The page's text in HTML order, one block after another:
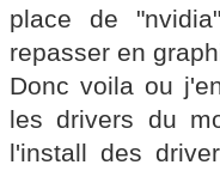
place de
repasser en
Donc voila ou
les drivers du
l'install des